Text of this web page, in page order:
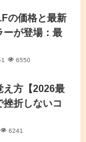
の価格と最新
ーが登場：最
1 6550
え方【2026最
挫折しないコ
6241